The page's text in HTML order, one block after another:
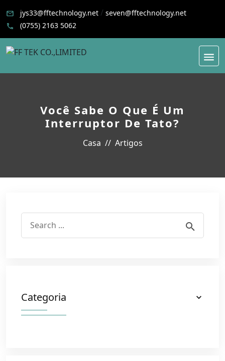
jys33@fftechnology.net / seven@fftechnology.net
(0755) 2163 5062
Você Sabe O Que É Um
Interruptor De Tato?
Casa Artigos
Categoria